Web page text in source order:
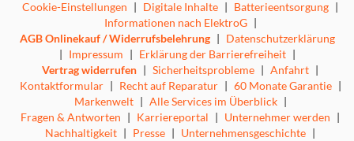
Cookie-Einstellungen | Digitale Inhalte | Batterieentsorgung |
Informationen nach ElektroG |
AGB Onlinekauf / Widerrufsbelehrung | Datenschutzerklärung
| Impressum | Erklärung der Barrierefreiheit |
Vertrag widerrufen | Sicherheitsprobleme | Anfahrt |
Kontaktformular | Recht auf Reparatur | 60 Monate Garantie |
Markenwelt | Alle Services im Überblick |
Fragen & Antworten | Karriereportal | Unternehmer werden |
Nachhaltigkeit | Presse | Unternehmensgeschichte |